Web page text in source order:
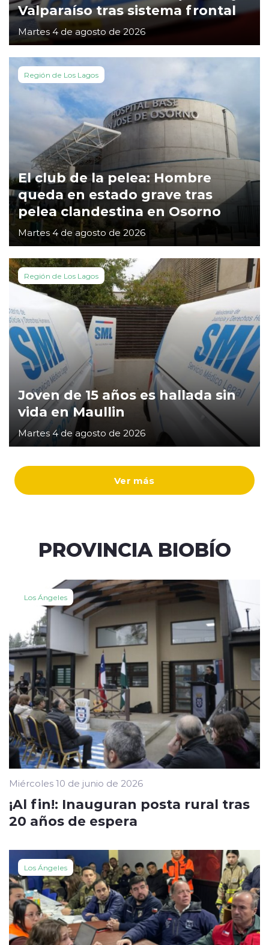
Ver más
Valparaíso tras sistema frontal
Martes 4 de agosto de 2026
Región de Los Lagos
El club de la pelea: Hombre
queda en estado grave tras
pelea clandestina en Osorno
Martes 4 de agosto de 2026
Región de Los Lagos
Joven de 15 años es hallada sin
vida en Maullin
Martes 4 de agosto de 2026
PROVINCIA BIOBÍO
Los Ángeles
Miércoles 10 de junio de 2026
¡Al fin!: Inauguran posta rural tras
20 años de espera
Los Ángeles